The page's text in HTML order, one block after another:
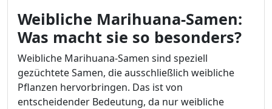
Weibliche Marihuana-Samen:
Was macht sie so besonders?
Weibliche Marihuana-Samen sind speziell
gezüchtete Samen, die ausschließlich weibliche
Pflanzen hervorbringen. Das ist von
entscheidender Bedeutung, da nur weibliche